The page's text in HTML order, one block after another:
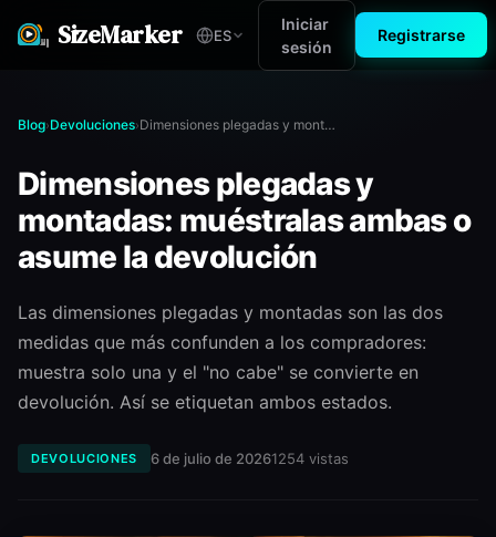
SizeMarker ES
Iniciar
sesión
Registrarse
Blog›Devoluciones› Dimensiones plegadas y montadas: muéstralas ambas o asume la devolución
Dimensiones plegadas y
montadas: muéstralas ambas o
asume la devolución
Las dimensiones plegadas y montadas son las dos
medidas que más confunden a los compradores:
muestra solo una y el "no cabe" se convierte en
devolución. Así se etiquetan ambos estados.
DEVOLUCIONES 6 de julio de 20261254 vistas